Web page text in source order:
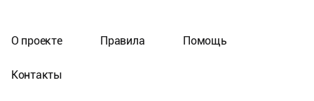
О проекте Правила Помощь
Контакты